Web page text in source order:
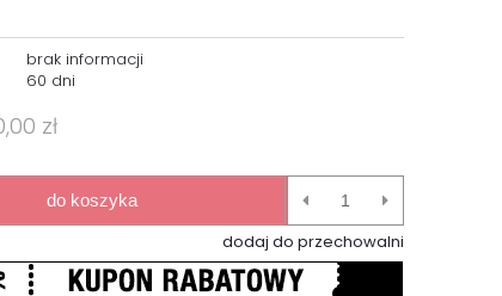
brak informacji
60 dni
zł
do koszyka
dodaj do przechowalni